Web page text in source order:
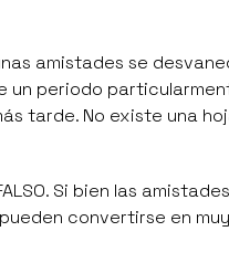
amistades se
un periodo
tarde. No existe una
Si bien las
convertirse en muy